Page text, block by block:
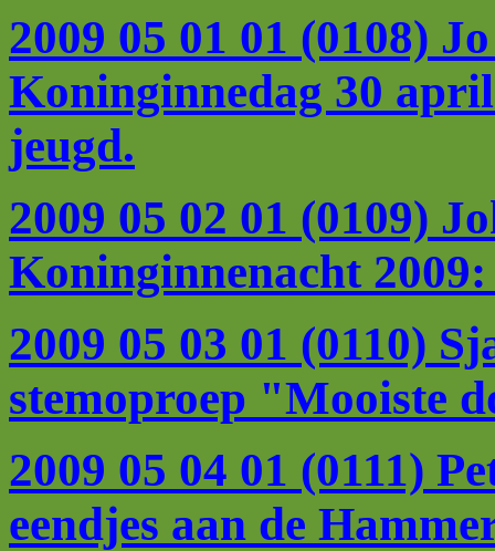
2009 05 01 01 (0108)
Koninginnedag 30
jeugd.
2009 05 02 01 (0109)
Koninginnenacht
2009 05 03 01 (0110)
stemoproep "Mooiste
2009 05 04 01 (0111)
eendjes aan de